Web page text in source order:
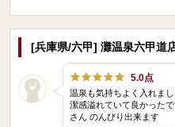
[兵庫県/六甲] 灘温泉六甲道
5.0点
温泉も気持ちよく入れま
潔感溢れていて良かった
さん のんびり出来ます